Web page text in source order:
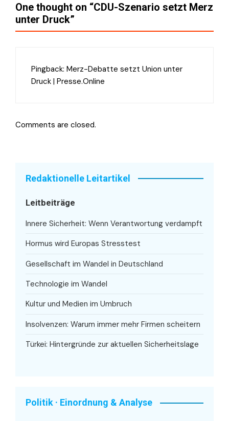
One thought on “CDU-Szenario setzt Merz
unter Druck”
Pingback: Merz-Debatte setzt Union unter
Druck | Presse.Online
Comments are closed.
Redaktionelle Leitartikel
Leitbeiträge
Innere Sicherheit: Wenn Verantwortung verdampft
Hormus wird Europas Stresstest
Gesellschaft im Wandel in Deutschland
Technologie im Wandel
Kultur und Medien im Umbruch
Insolvenzen: Warum immer mehr Firmen scheitern
Türkei: Hintergründe zur aktuellen Sicherheitslage
Politik · Einordnung & Analyse